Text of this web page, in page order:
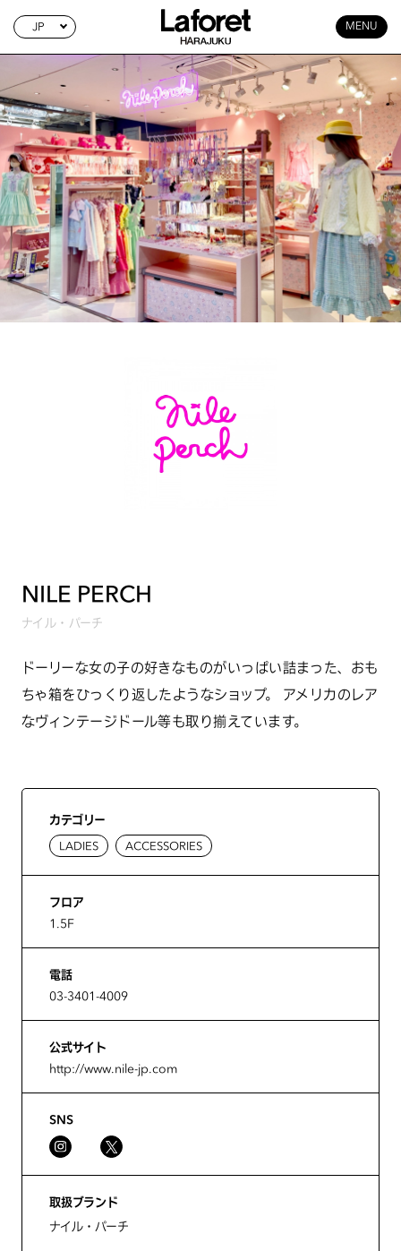
JP MENU
NILE PERCH
ナイル・パーチ
ドーリーな女の子の好きなものがいっぱい詰まった、おも
ちゃ箱をひっくり返したようなショップ。 アメリカのレア
なヴィンテージドール等も取り揃えています。
カテゴリー
LADIES ACCESSORIES
フロア
1.5F
電話
03-3401-4009
公式サイト
http://www.nile-jp.com
SNS
取扱ブランド
ナイル・パーチ